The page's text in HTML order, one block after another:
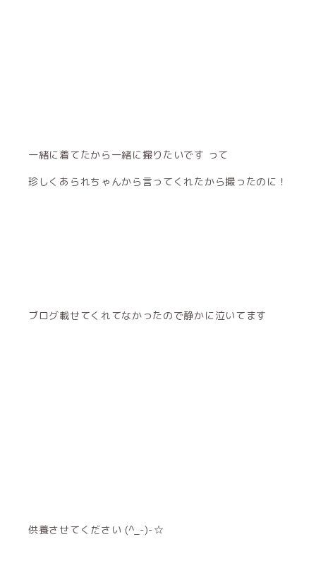
一緒に着てたから一緒に撮りたいです って
珍しくあられちゃんから言ってくれたから撮ったのに！
ブログ載せてくれてなかったので静かに泣いてます
供養させてください (^_-)-☆